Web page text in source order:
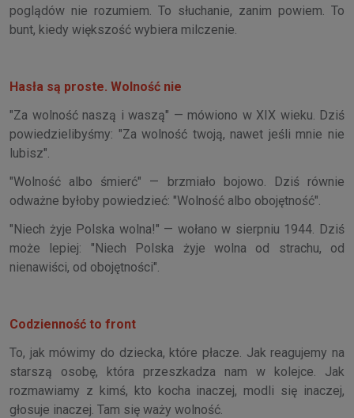
poglądów nie rozumiem. To słuchanie, zanim powiem. To
bunt, kiedy większość wybiera milczenie.
Hasła są proste. Wolność nie
"Za wolność naszą i waszą" — mówiono w XIX wieku. Dziś
powiedzielibyśmy: "Za wolność twoją, nawet jeśli mnie nie
lubisz".
"Wolność albo śmierć" — brzmiało bojowo. Dziś równie
odważne byłoby powiedzieć: "Wolność albo obojętność".
"Niech żyje Polska wolna!" — wołano w sierpniu 1944. Dziś
może lepiej: "Niech Polska żyje wolna od strachu, od
nienawiści, od obojętności".
Codzienność to front
To, jak mówimy do dziecka, które płacze. Jak reagujemy na
starszą osobę, która przeszkadza nam w kolejce. Jak
rozmawiamy z kimś, kto kocha inaczej, modli się inaczej,
głosuje inaczej. Tam się waży wolność.